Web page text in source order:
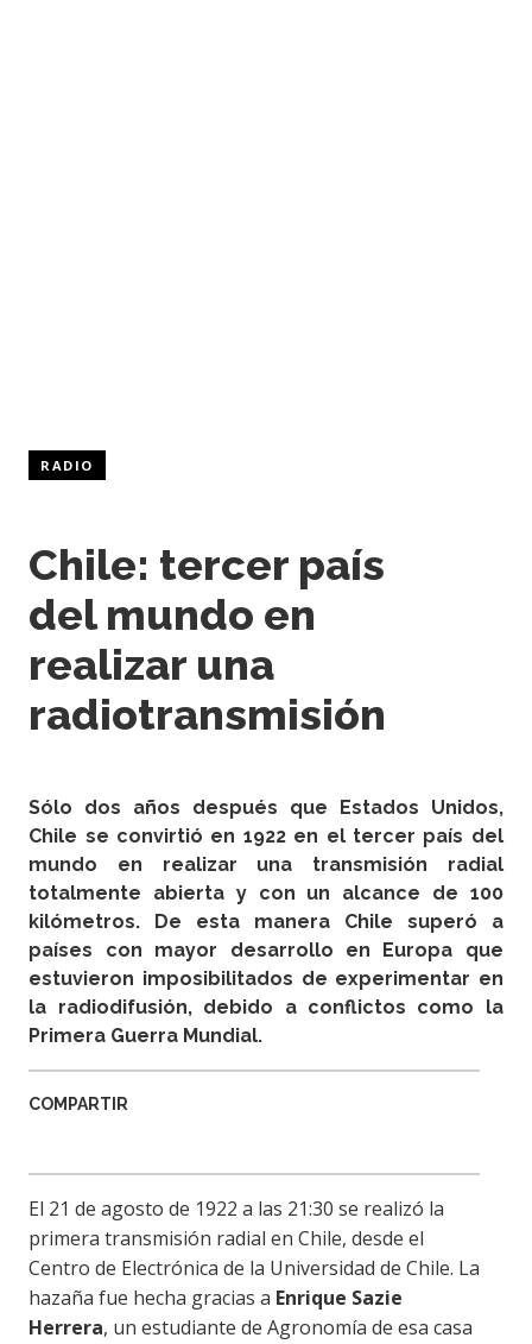
RADIO
Chile: tercer país
del mundo en
realizar una
radiotransmisión
Sólo dos años después que Estados Unidos,
Chile se convirtió en 1922 en el tercer país del
mundo en realizar una transmisión radial
totalmente abierta y con un alcance de 100
kilómetros. De esta manera Chile superó a
países con mayor desarrollo en Europa que
estuvieron imposibilitados de experimentar en
la radiodifusión, debido a conflictos como la
Primera Guerra Mundial.
COMPARTIR
El 21 de agosto de 1922 a las 21:30 se realizó la
primera transmisión radial en Chile, desde el
Centro de Electrónica de la Universidad de Chile. La
hazaña fue hecha gracias a Enrique Sazie
Herrera, un estudiante de Agronomía de esa casa